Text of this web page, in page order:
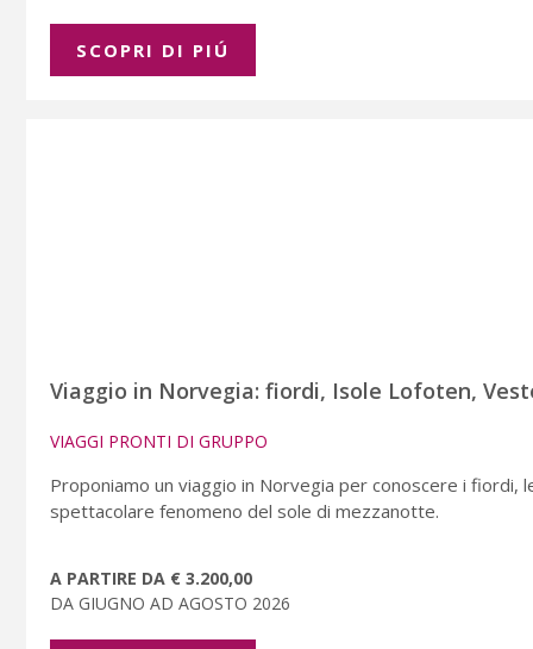
SCOPRI DI PIÚ
Viaggio in Norvegia: fiordi, Isole Lofoten,
VIAGGI PRONTI DI GRUPPO
Proponiamo un viaggio in Norvegia per conoscere i
spettacolare fenomeno del sole di mezzanotte.
A PARTIRE DA € 3.200,00
DA GIUGNO AD AGOSTO 2026